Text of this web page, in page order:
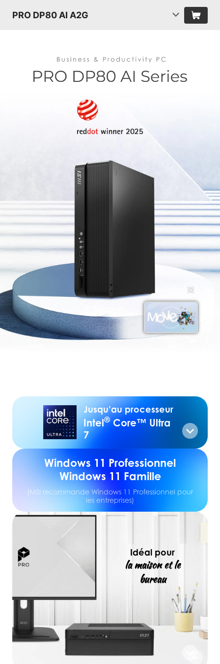
PRO DP80 AI A2G
✕
Jusqu’au processeur
Intel®Core™ Ultra
7
Windows 11 Professionnel
Windows 11 Famille
(MSI recommande Windows 11 Professionnel pour
les entreprises)
Idéal pour
la maison et le
bureau